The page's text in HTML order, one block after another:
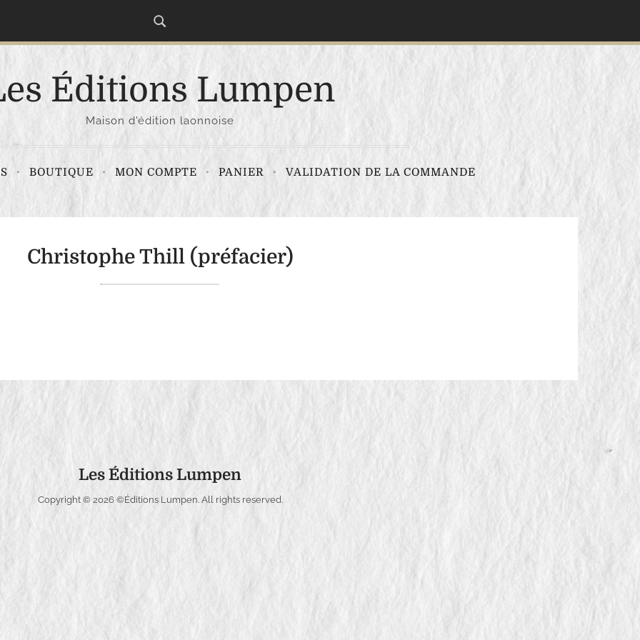
Éditions Lumpen
Maison d'édition laonnoise
BOUTIQUE MON COMPTE PANIER VALIDATION DE LA COMMANDE
Christophe Thill (préfacier)
Les Éditions Lumpen
Copyright © 2026 ©Éditions Lumpen. All rights reserved.